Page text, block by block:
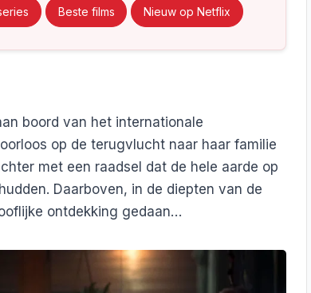
Beste films Nieuw op Netflix
boord van het internationale
op de terugvlucht naar haar familie
met een raadsel dat de hele aarde op
Daarboven, in de diepten van de
ontdekking gedaan…